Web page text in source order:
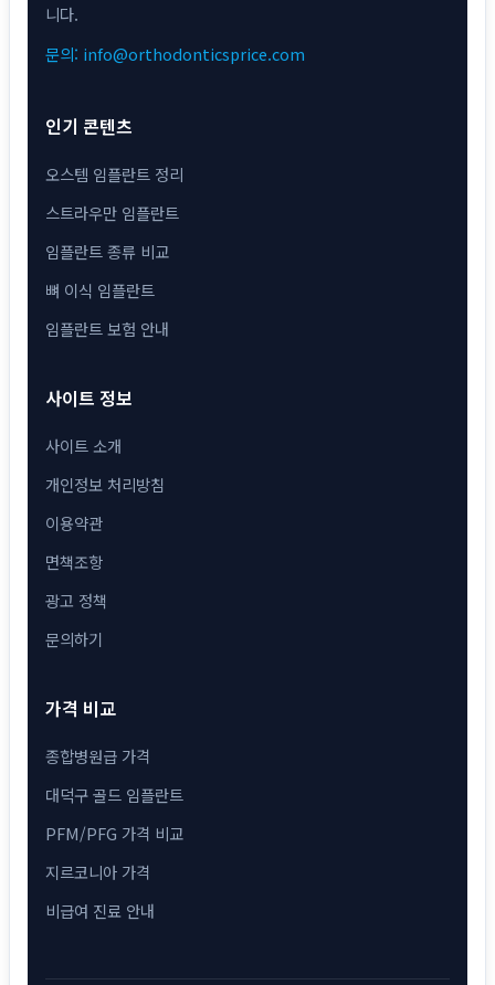
니다.
문의: info@orthodonticsprice.com
인기 콘텐츠
오스템 임플란트 정리
스트라우만 임플란트
임플란트 종류 비교
뼈 이식 임플란트
임플란트 보험 안내
사이트 정보
사이트 소개
개인정보 처리방침
이용약관
면책조항
광고 정책
문의하기
가격 비교
종합병원급 가격
대덕구 골드 임플란트
PFM/PFG 가격 비교
지르코니아 가격
비급여 진료 안내